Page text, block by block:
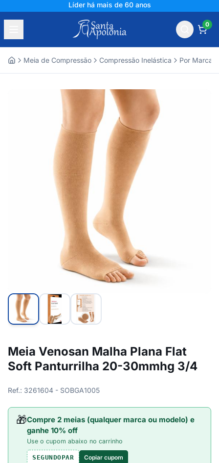
Líder há mais de 60 anos
0
Meia de Compressão Compressão Inelástica Por Marca
Meia Venosan Malha Plana Flat
Soft Panturrilha 20-30mmhg 3/4
Ref.: 3261604 - SOBGA1005
🎁Compre 2 meias (qualquer marca ou modelo) e
ganhe 10% off
Use o cupom abaixo no carrinho
SEGUNDOPAR Copiar cupom